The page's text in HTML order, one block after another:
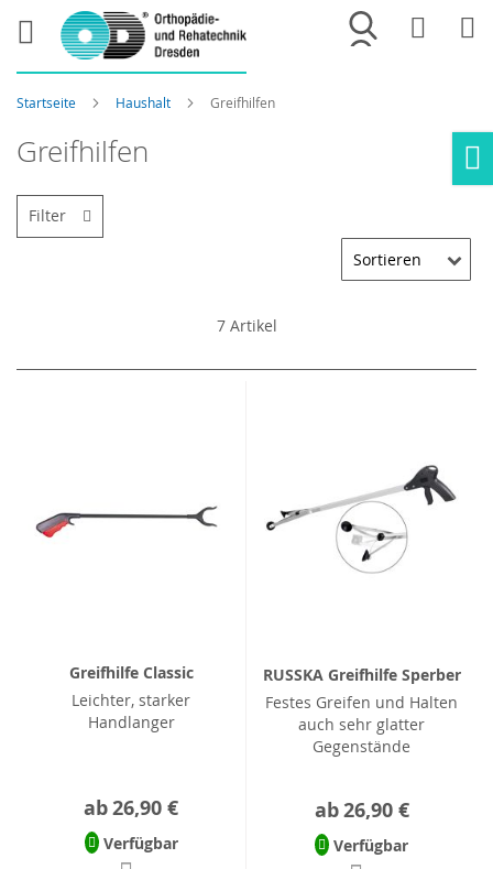
Merkliste
Startseite Haushalt Greifhilfen
Greifhilfen
7Artikel
Greifhilfe Classic
Leichter, starker
Handlanger
ab26,90 €
Verfügbar
RUSSKA Greifhilfe Sperber
Festes Greifen und Halten
auch sehr glatter
Gegenstände
ab26,90 €
Verfügbar
Filter